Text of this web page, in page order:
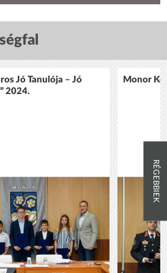
Jó Tanulója – Jó
2024.
Monor
RÉGEBBIEK